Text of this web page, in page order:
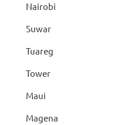
Nairobi
Suwar
Tuareg
Tower
Maui
Magena